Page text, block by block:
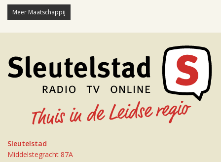
Meer Maatschappij
Sleutelstad
Middelstegracht 87A